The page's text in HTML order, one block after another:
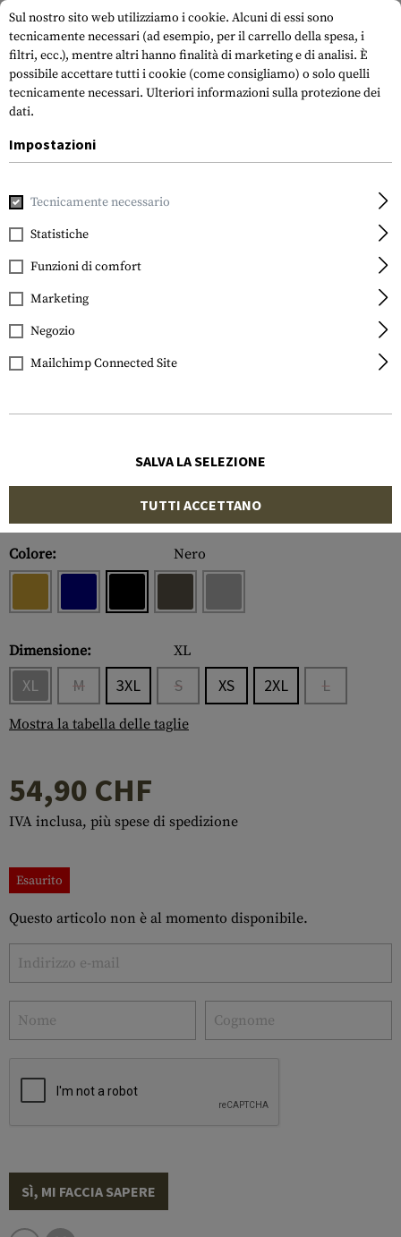
Clawgear
Mk.II Instructor Shirt
Numero di articolo:
10262206040
Colore:
Nero
Dimensione: XL
XL M 3XL S XS 2XL L
Mostra la tabella delle taglie
54,90 CHF
IVA inclusa, più spese di spedizione
Esaurito
Questo articolo non è al momento disponibile.
SÌ, MI FACCIA SAPERE
Sul nostro sito web utilizziamo i cookie. Alcuni di essi sono
tecnicamente necessari (ad esempio, per il carrello della spesa, i
filtri, ecc.), mentre altri hanno finalità di marketing e di analisi. È
possibile accettare tutti i cookie (come consigliamo) o solo quelli
tecnicamente necessari. Ulteriori informazioni sulla protezione dei
dati.
Impostazioni
Tecnicamente necessario
Statistiche
Funzioni di comfort
Marketing
Negozio
Mailchimp Connected Site
SALVA LA SELEZIONE
TUTTI ACCETTANO